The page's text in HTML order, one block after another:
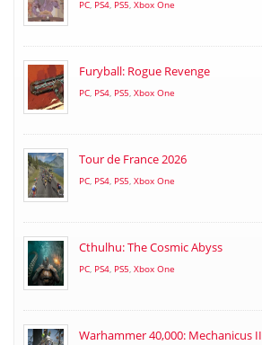
PC, PS4, PS5, Xbox One
Furyball: Rogue Revenge
PC, PS4, PS5, Xbox One
Tour de France 2026
PC, PS4, PS5, Xbox One
Cthulhu: The Cosmic Abyss
PC, PS4, PS5, Xbox One
Warhammer 40,000: Mechanicus II